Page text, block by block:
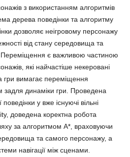
з використанням алгоритмів
дерева поведінки та алгоритму
дозволяє неігровому персонажу
від стану середовища та
Переміщення є важливою частиною
які найчастіше некеровані
гри вимагає переміщення
динаміки гри. Проведена
у вже існуючі вільні
доведена коректна робота
за алгоритмом А*, враховуючи
та самого персонажу, а
навігації між сценами.